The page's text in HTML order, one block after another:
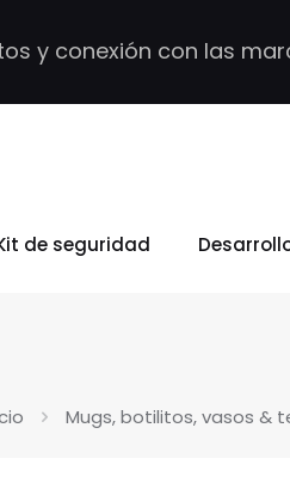
y conexión con las
de seguridad
Mugs, botilitos, vasos &